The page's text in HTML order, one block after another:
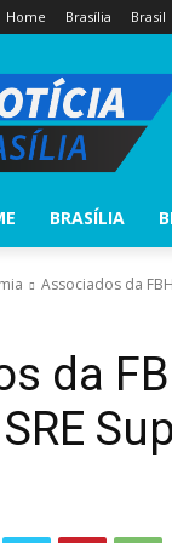
Home Brasília Brasil
BRASÍLIA
Associados da
da